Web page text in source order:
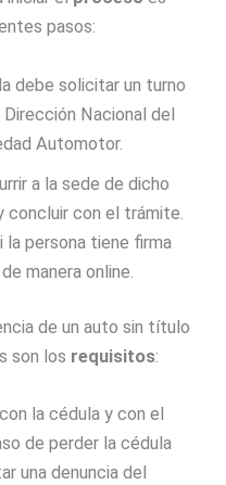
pasos:
debe solicitar un turno
Nacional del
Automotor.
a la sede de dicho
concluir con el trámite.
la persona tiene firma
manera online.
de un auto sin título
son los requisitos:
la cédula y con el
de perder la cédula
una denuncia del